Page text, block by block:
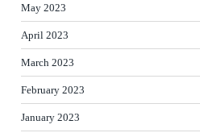
May 2023
April 2023
March 2023
February 2023
January 2023